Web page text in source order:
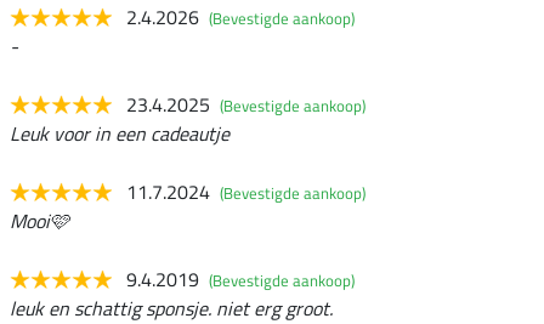
2.4.2026 (Bevestigde aankoop)
-
23.4.2025 (Bevestigde aankoop)
Leuk voor in een cadeautje
11.7.2024 (Bevestigde aankoop)
Mooi🩷
9.4.2019 (Bevestigde aankoop)
leuk en schattig sponsje. niet erg groot.